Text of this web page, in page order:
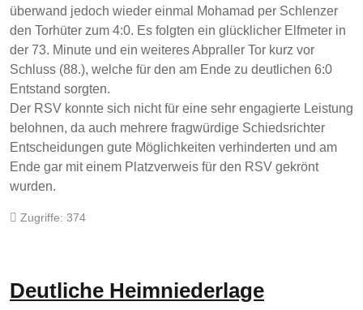
überwand jedoch wieder einmal Mohamad per Schlenzer
den Torhüter zum 4:0. Es folgten ein glücklicher Elfmeter in
der 73. Minute und ein weiteres Abpraller Tor kurz vor
Schluss (88.), welche für den am Ende zu deutlichen 6:0
Entstand sorgten.
Der RSV konnte sich nicht für eine sehr engagierte Leistung
belohnen, da auch mehrere fragwürdige Schiedsrichter
Entscheidungen gute Möglichkeiten verhinderten und am
Ende gar mit einem Platzverweis für den RSV gekrönt
wurden.
Zugriffe: 374
Deutliche Heimniederlage